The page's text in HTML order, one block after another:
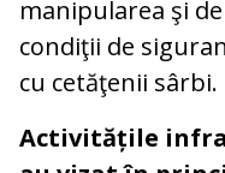
manipularea şi
condiţii de
cu cetăţenii sârbi.
Activitățile